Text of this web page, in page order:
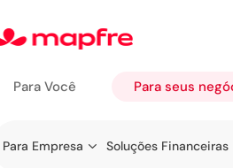
Para Você Para seus
Ir a Para
Para Empresa Soluções Financeiras